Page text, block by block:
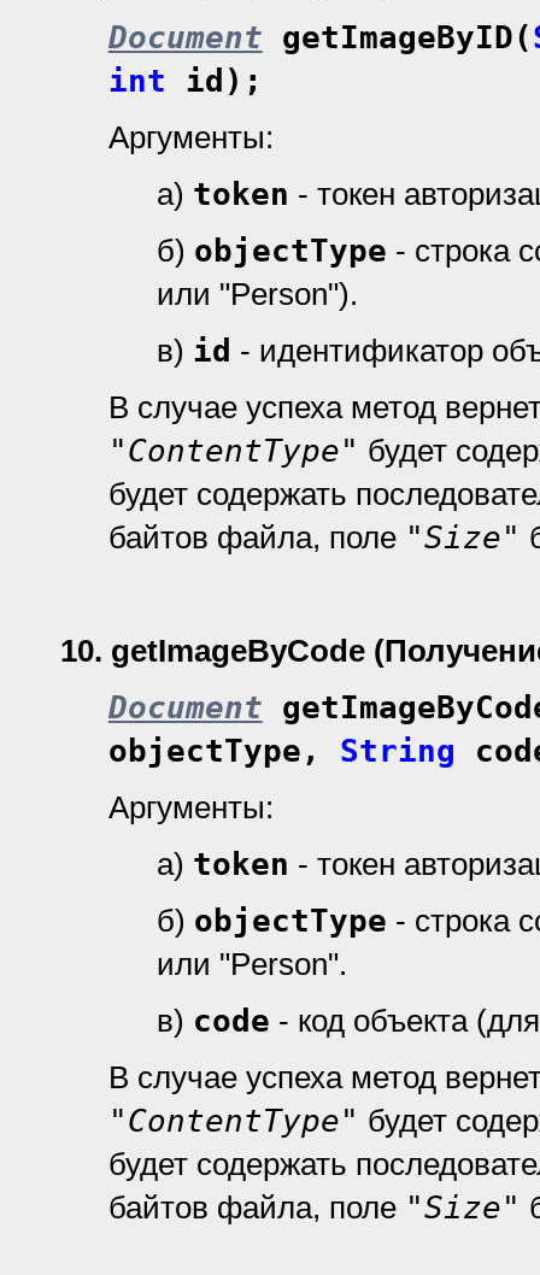
Document getImageByID(
int id);
Аргументы:
а) token - токен
б) objectType - строка
или "Person").
в) id - идентификатор
В случае успеха метод
"ContentType" будет
будет содержать
байтов файла, поле "Size"
10. getImageByCode
Document
objectType, String
Аргументы:
а) token - токен
б) objectType - строка
или "Person".
в) code - код объекта
В случае успеха метод
"ContentType" будет
будет содержать
байтов файла, поле "Size"